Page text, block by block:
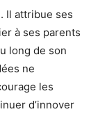
Il attribue ses
à ses parents
long de son
ne
les
d’innover